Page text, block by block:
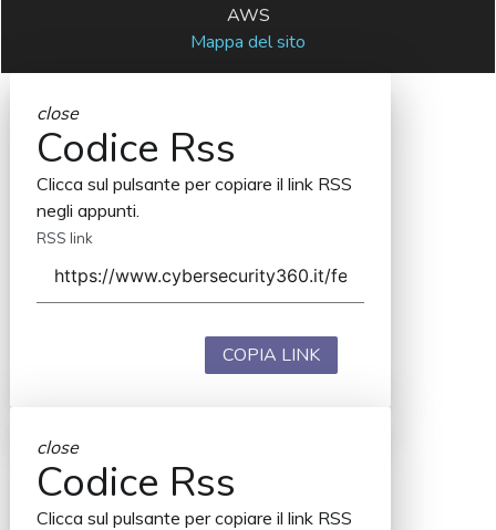
AWS
Mappa del sito
close
Codice Rss
Clicca sul pulsante per copiare il link RSS
negli appunti.
RSS link
COPIA LINK
close
Codice Rss
Clicca sul pulsante per copiare il link RSS